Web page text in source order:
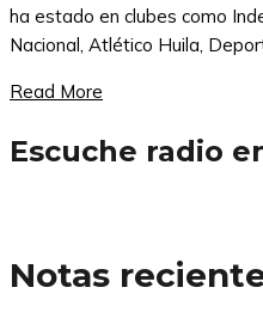
ha estado en clubes como
Nacional, Atlético Huila,
Read More
Escuche radio
Notas